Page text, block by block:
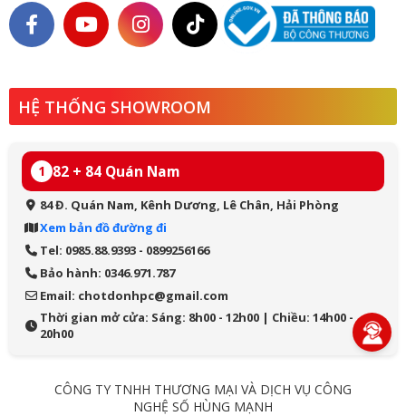
HỆ THỐNG SHOWROOM
1 82 + 84 Quán Nam
84 Đ. Quán Nam, Kênh Dương, Lê Chân, Hải Phòng
Xem bản đồ đường đi
Tel: 0985.88.9393 - 0899256166
Bảo hành: 0346.971.787
Email: chotdonhpc@gmail.com
Thời gian mở cửa: Sáng: 8h00 - 12h00 | Chiều: 14h00 -
20h00
CÔNG TY TNHH THƯƠNG MẠI VÀ DỊCH VỤ CÔNG
NGHỆ SỐ HÙNG MẠNH